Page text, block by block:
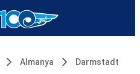
Almanya Darmstadt